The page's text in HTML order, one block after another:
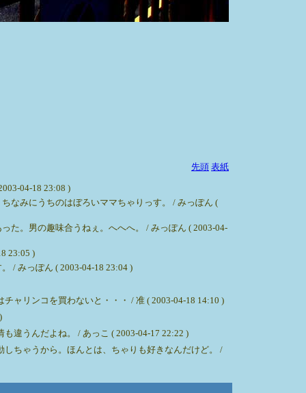
先頭 表紙
04-18 23:08 )
なみにうちのはぼろいママちゃりっす。 / みっぽん (
た。男の趣味合うねぇ。へへへ。 / みっぽん ( 2003-04-
23:05 )
/ みっぽん ( 2003-04-18 23:04 )
ャリンコを買わないと・・・ / 准 ( 2003-04-18 14:10 )
違うんだよね。 / あっこ ( 2003-04-17 22:22 )
ちゃうから。ほんとは、ちゃりも好きなんだけど。 /